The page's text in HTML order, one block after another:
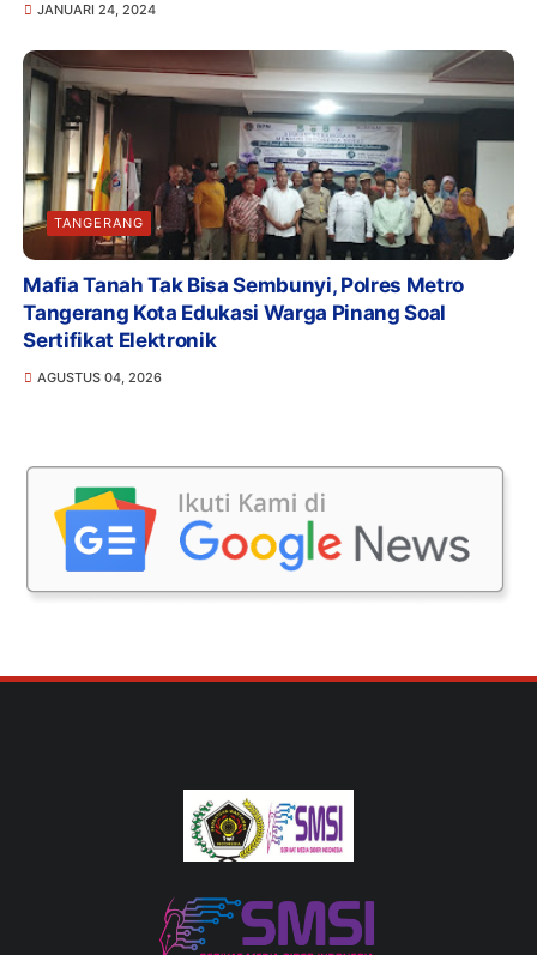
JANUARI 24, 2024
TANGERANG
Mafia Tanah Tak Bisa Sembunyi, Polres Metro
Tangerang Kota Edukasi Warga Pinang Soal
Sertifikat Elektronik
AGUSTUS 04, 2026